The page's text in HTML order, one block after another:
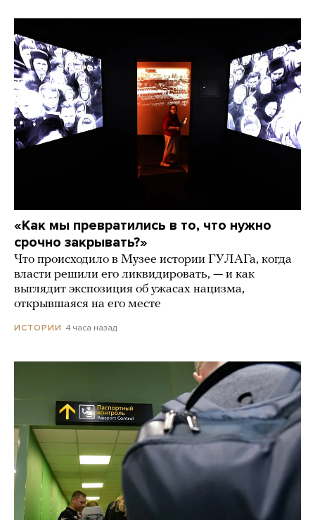
«Как мы превратились в то, что нужно
срочно закрывать?»
Что происходило в Музее истории ГУЛАГа, когда
власти решили его ликвидировать, — и как
выглядит экспозиция об ужасах нацизма,
открывшаяся на его месте
ИСТОРИИ 4 часа назад